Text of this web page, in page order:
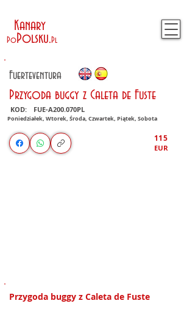
Kanary
PoPolsku.Pl
Fuerteventura
Przygoda buggy z Caleta de Fuste
KOD: FUE-A200.070PL
Poniedziałek, Wtorek, Środa, Czwartek, Piątek, Sobota
115
EUR
Przygoda buggy z Caleta de Fuste